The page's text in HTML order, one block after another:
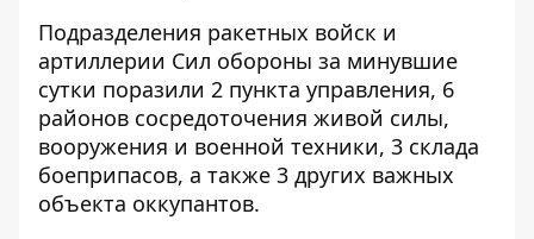
Подразделения ракетных войск и
артиллерии Сил обороны за минувшие
сутки поразили 2 пункта управления, 6
районов сосредоточения живой силы,
вооружения и военной техники, 3 склада
боеприпасов, а также 3 других важных
объекта оккупантов.